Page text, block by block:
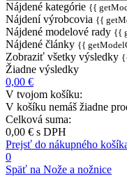
Nájdené kategórie {{
Nájdení výrobcovia {{
Nájdené modelové rady {{
Nájdené články {{
Zobraziť všetky výsledky
Žiadne výsledky
0,00 €
V tvojom košíku:
V košíku nemáš žiadne
Celková suma:
0,00 € s DPH
Prejsť do nákupného
0
Späť na Nože a nožnice